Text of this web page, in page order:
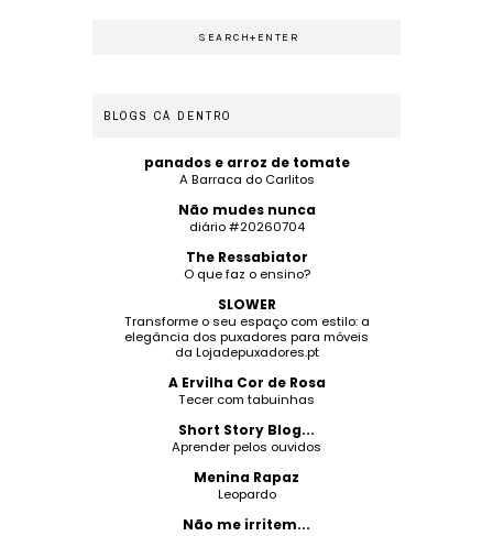
BLOGS CÁ DENTRO
panados e arroz de tomate
A Barraca do Carlitos
Não mudes nunca
diário #20260704
The Ressabiator
O que faz o ensino?
SLOWER
Transforme o seu espaço com estilo: a
elegância dos puxadores para móveis
da Lojadepuxadores.pt
A Ervilha Cor de Rosa
Tecer com tabuinhas
Short Story Blog...
Aprender pelos ouvidos
Menina Rapaz
Leopardo
Não me irritem...